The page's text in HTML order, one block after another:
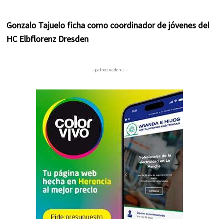
Gonzalo Tajuelo ficha como coordinador de jóvenes del
HC Elbflorenz Dresden
– patrocinadores –